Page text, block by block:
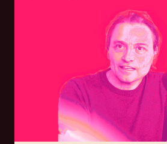
RECEPÇÃO
NO
BRASIL
–
MARCOS
BARREIRA